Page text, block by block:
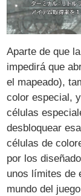
Aparte de que
impedirá que
el mapeado),
color especial,
células
desbloquear
células de
por los
unos límites de
mundo del